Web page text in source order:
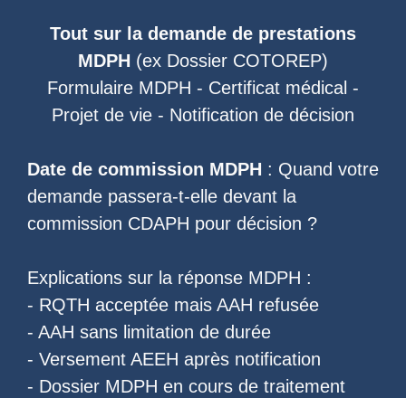
Tout sur la demande de prestations
MDPH (ex Dossier COTOREP)
Formulaire MDPH - Certificat médical -
Projet de vie - Notification de décision
Date de commission MDPH : Quand votre
demande passera-t-elle devant la
commission CDAPH pour décision ?
Explications sur la réponse MDPH :
- RQTH acceptée mais AAH refusée
- AAH sans limitation de durée
- Versement AEEH après notification
- Dossier MDPH en cours de traitement